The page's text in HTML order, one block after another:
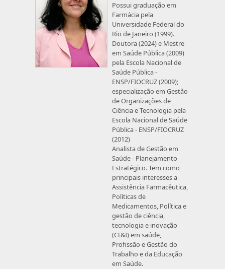
Possui graduação em
Farmácia pela
Universidade Federal do
Rio de Janeiro (1999).
Doutora (2024) e Mestre
em Saúde Pública (2009)
pela Escola Nacional de
Saúde Pública -
ENSP/FIOCRUZ (2009);
especialização em Gestão
de Organizações de
Ciência e Tecnologia pela
Escola Nacional de Saúde
Pública - ENSP/FIOCRUZ
(2012)
Analista de Gestão em
Saúde - Planejamento
Estratégico. Tem como
principais interesses a
Assistência Farmacêutica,
Políticas de
Medicamentos, Política e
gestão de ciência,
tecnologia e inovação
(Ct&I) em saúde,
Profissão e Gestão do
Trabalho e da Educação
em Saúde.